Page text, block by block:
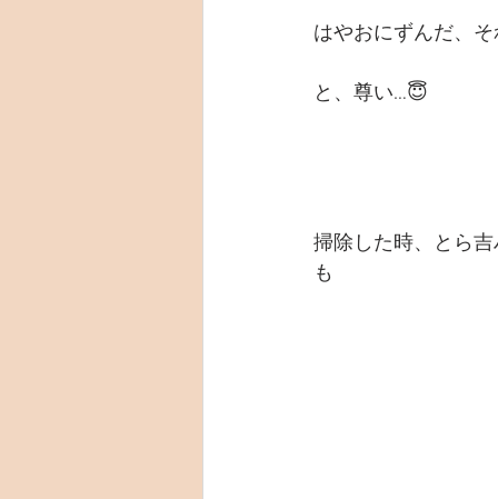
はやおにずんだ、
と、尊い…😇
掃除した時、とら
も